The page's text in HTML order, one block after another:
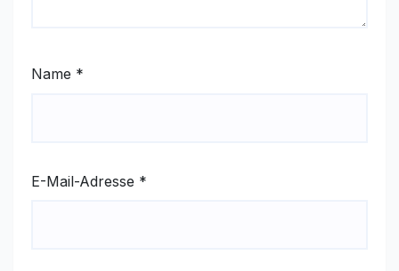
Name *
E-Mail-Adresse *